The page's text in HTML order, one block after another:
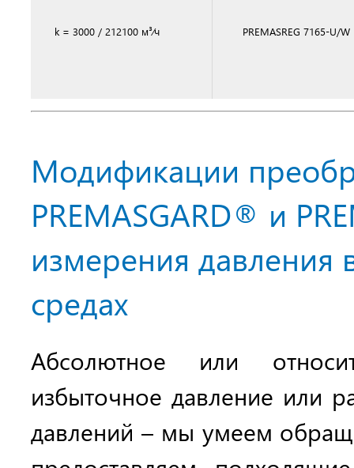
k = 3000 / 212100 м³⁄ч PREMASREG 7165-U/W
Модификации
PREMASGARD® и
измерения давления
средах
Абсолютное или
избыточное давление или
давлений – мы умеем